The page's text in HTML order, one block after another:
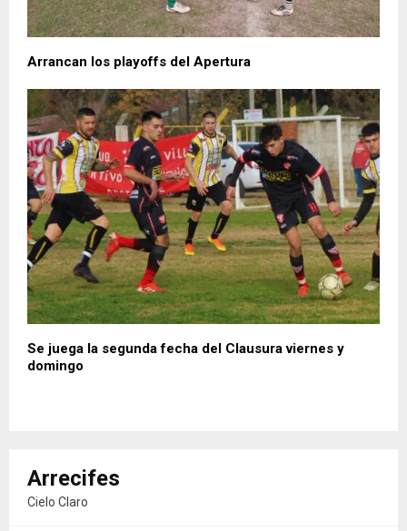
Arrancan los playoffs del Apertura
Se juega la segunda fecha del Clausura viernes y
domingo
Arrecifes
Cielo Claro